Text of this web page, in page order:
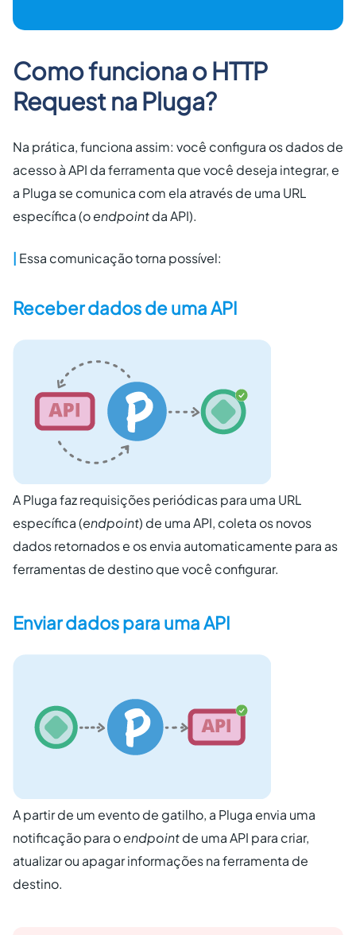
Como funciona o HTTP
Request na Pluga?
Na prática, funciona assim: você configura os dados de
acesso à API da ferramenta que você deseja integrar, e
a Pluga se comunica com ela através de uma URL
específica (oendpointda API).
Essa comunicação torna possível:
Receber dados de uma API
A Pluga faz requisições periódicas para uma URL
específica (endpoint) de uma API, coleta os novos
dados retornados e os envia automaticamente para as
ferramentas de destino que você configurar.
Enviar dados para uma API
A partir de um evento de gatilho, a Pluga envia uma
notificação para oendpointde uma API para criar,
atualizar ou apagar informações na ferramenta de
destino.